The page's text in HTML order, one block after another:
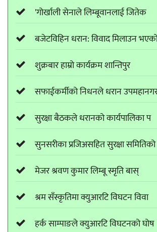
'गोर्खाली सेनाले लिम्बूवानलाई जितेक
बजेटविहिन धरान: विवाद मिलाउन
शुक्रबार हाम्रो कार्यक्रम शान्तिपुर
सफाईकर्मीको निधनले धरान
सुरक्षा बैठकले धरानको कार्यपालिका प
सुनसरीका प्रजिअसहित सुरक्षा समितिको
मेजर श्रवण कुमार लिम्बू स्मृति बास्
श्रम सँस्कृतिमा क्युआरटि विघटन विवा
हर्क साम्पाङले क्युआरटि विघटनको घोष